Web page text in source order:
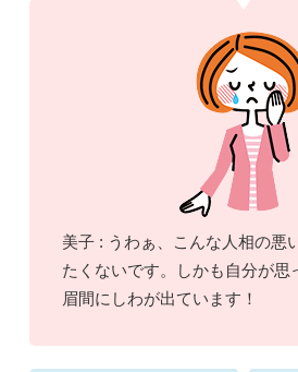
美子 : うわぁ、こんな人相の悪
たくないです。しかも自分が思
眉間にしわが出ています！